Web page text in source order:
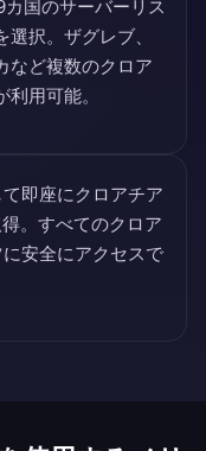
カ国のサーバーリス
択。ザグレブ、
など複数のクロア
用可能。
即座にクロアチア
。すべてのクロア
安全にアクセスで